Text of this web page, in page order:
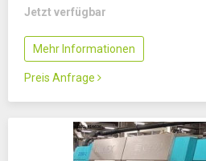
Jetzt verfügbar
Mehr Informationen
Preis Anfrage